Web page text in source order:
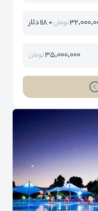
تومان+ 118 دلار
35,000,000تومان